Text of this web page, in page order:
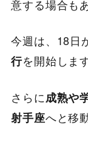
意する場合も
今週は、18日
行を開始します
さらに成熟や
射手座へと移